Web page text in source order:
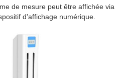
de mesure peut être affichée via
d'affichage numérique.